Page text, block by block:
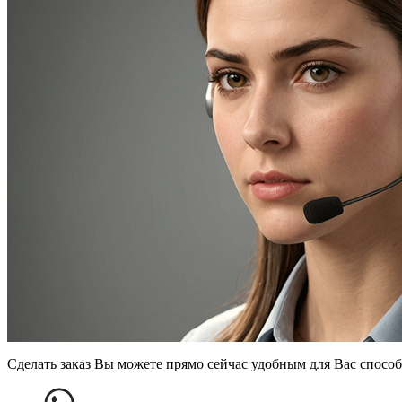
Сделать заказ Вы можете прямо сейчас удобным для Вас